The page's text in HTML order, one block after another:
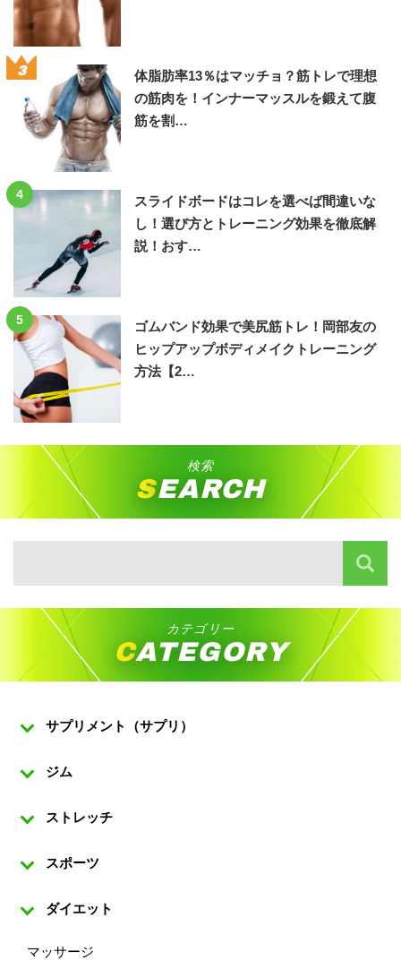
3
体脂肪率13％はマッチョ？筋トレで理想
の筋肉を！インナーマッスルを鍛えて腹
筋を割…
4
スライドボードはコレを選べば間違いな
し！選び方とトレーニング効果を徹底解
説！おす…
5
ゴムバンド効果で美尻筋トレ！岡部友の
ヒップアップボディメイクトレーニング
方法【2…
検索
SEARCH
カテゴリー
CATEGORY
サプリメント（サプリ）
ジム
ストレッチ
スポーツ
ダイエット
マッサージ